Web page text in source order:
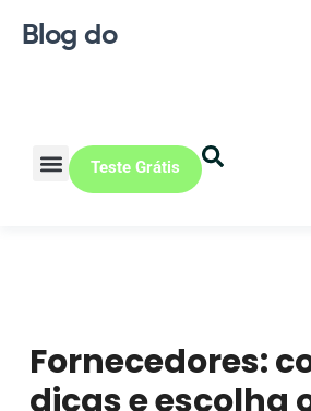
Blog do
Teste Grátis
Fornecedores:
dicas e escolha